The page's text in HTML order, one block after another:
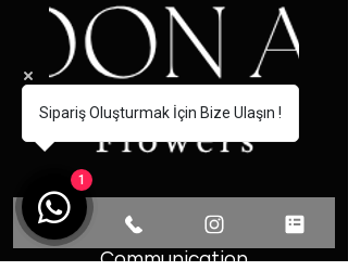
Communication
Sipariş Oluşturmak İçin Bize Ulaşın !
1